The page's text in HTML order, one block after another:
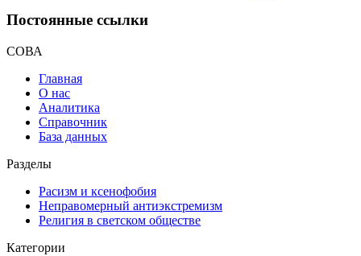
Постоянные ссылки
СОВА
Главная
О нас
Аналитика
Справочник
База данных
Разделы
Расизм и ксенофобия
Неправомерный антиэкстремизм
Религия в светском обществе
Категории